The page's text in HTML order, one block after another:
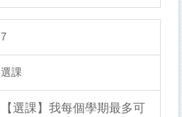
7
選課
【選課】我每個學期最多可